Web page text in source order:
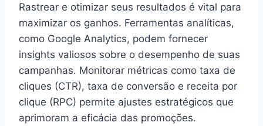
Rastrear e otimizar seus resultados é vital para
maximizar os ganhos. Ferramentas analíticas,
como Google Analytics, podem fornecer
insights valiosos sobre o desempenho de suas
campanhas. Monitorar métricas como taxa de
cliques (CTR), taxa de conversão e receita por
clique (RPC) permite ajustes estratégicos que
aprimoram a eficácia das promoções.